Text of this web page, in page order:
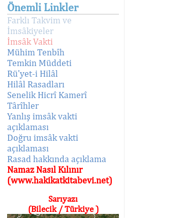
Önemli Linkler
Farklı Takvim ve
İmsâkiyeler
İmsâk Vakti
Mühim Tenbîh
Temkin Müddeti
Rü'yet-i Hilâl
Hilâl Rasadları
Senelik Hicrî Kamerî
Târîhler
Yanlış imsâk vakti
açıklaması
Doğru imsâk vakti
açıklaması
Rasad hakkında açıklama
Namaz Nasıl Kılınır
(www.hakikatkitabevi.net)
Sarıyazı
(Bilecik / Türkiye )